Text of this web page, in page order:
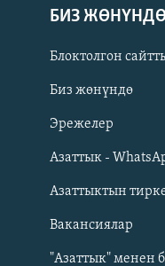
Русский
ОНЛАЙН ШЕРИНЕ
БИЗ
Блоктолгон
Биз жөнүндө
Эрежелер
Азаттык -
Азаттыктын
Вакансиялар
"Азаттык" менен